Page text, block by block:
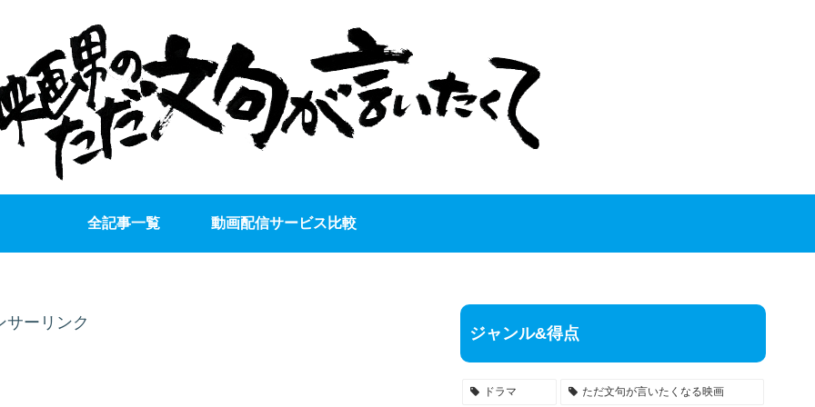
全記事一覧 動画配信サービス比較
サーリンク
ジャンル&得点
ドラマ ただ文句が言いたくなる映画